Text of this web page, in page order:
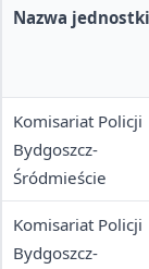
Nazwa jednostki
Komisariat Policji
Bydgoszcz-
Śródmieście
Komisariat Policji
Bydgoszcz-